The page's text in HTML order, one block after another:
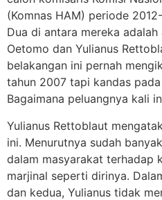
(Komnas HAM) periode
Dua di antara mereka
Oetomo dan Yulianus
belakangan ini pernah
tahun 2007 tapi kandas
Bagaimana peluangnya kali
Yulianus Rettoblaut
ini. Menurutnya sudah
dalam masyarakat terhadap
marjinal seperti dirinya.
dan kedua, Yulianus tidak